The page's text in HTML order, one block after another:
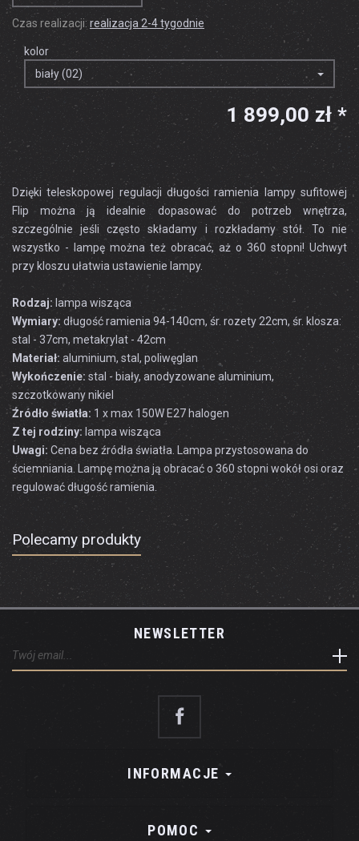
Czas realizacji: realizacja 2-4 tygodnie
kolor
biały (02)
1 899,00 zł *
Dzięki teleskopowej regulacji długości ramienia lampy sufitowej
Flip można ją idealnie dopasować do potrzeb wnętrza,
szczególnie jeśli często składamy i rozkładamy stół. To nie
wszystko - lampę można też obracać, aż o 360 stopni! Uchwyt
przy kloszu ułatwia ustawienie lampy.
Rodzaj: lampa wisząca
Wymiary: długość ramienia 94-140cm, śr. rozety 22cm, śr. klosza:
stal - 37cm, metakrylat - 42cm
Materiał: aluminium, stal, poliwęglan
Wykończenie: stal - biały, anodyzowane aluminium,
szczotkowany nikiel
Źródło światła: 1 x max 150W E27 halogen
Z tej rodziny: lampa wisząca
Uwagi: Cena bez źródła światła. Lampa przystosowana do
ściemniania. Lampę można ją obracać o 360 stopni wokół osi oraz
regulować długość ramienia.
Polecamy produkty
NEWSLETTER
INFORMACJE
POMOC